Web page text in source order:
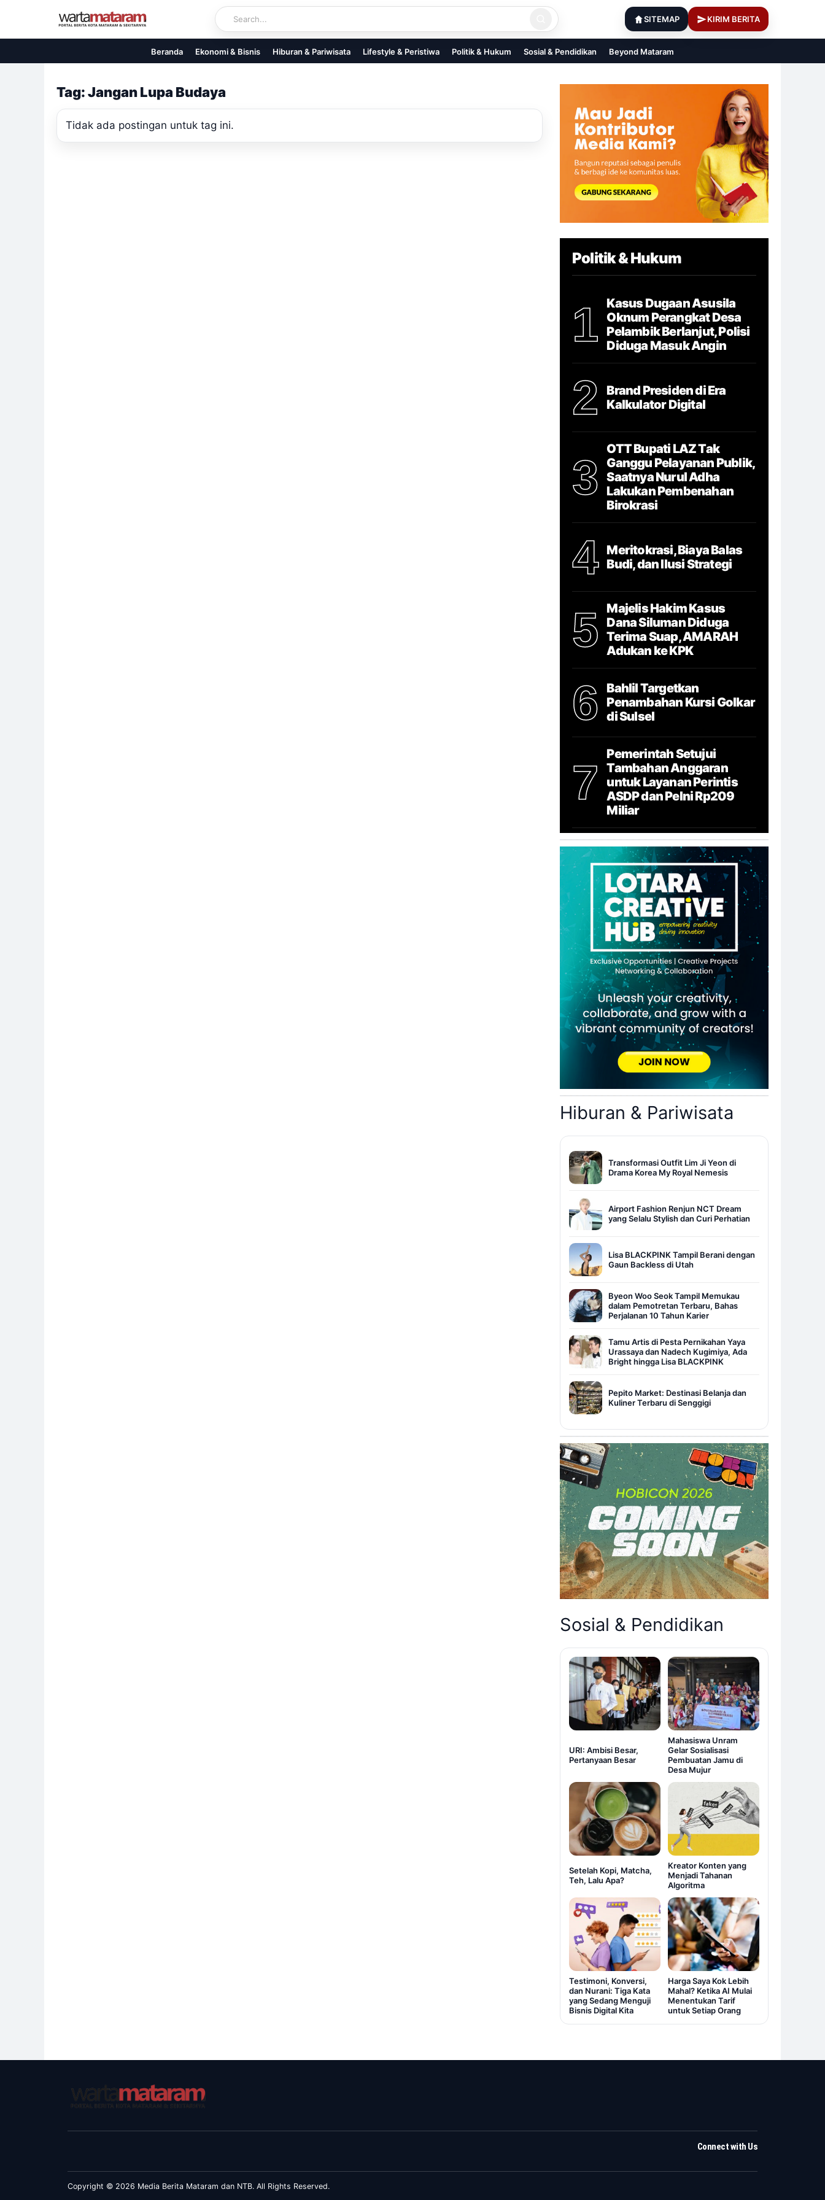
content
SITEMAP KIRIM BERITA
Beranda Ekonomi & Bisnis Hiburan & Pariwisata Lifestyle & Peristiwa Politik & Hukum Sosial & Pendidikan Beyond Mataram
Tag: Jangan Lupa Budaya
Tidak ada postingan untuk tag ini.
Politik & Hukum
1
Kasus Dugaan Asusila
Oknum Perangkat Desa
Pelambik Berlanjut, Polisi
Diduga Masuk Angin
2
Brand Presiden di Era
Kalkulator Digital
3
OTT Bupati LAZ Tak
Ganggu Pelayanan Publik,
Saatnya Nurul Adha
Lakukan Pembenahan
Birokrasi
4
Meritokrasi, Biaya Balas
Budi, dan Ilusi Strategi
5
Majelis Hakim Kasus
Dana Siluman Diduga
Terima Suap, AMARAH
Adukan ke KPK
6
Bahlil Targetkan
Penambahan Kursi Golkar
di Sulsel
7
Pemerintah Setujui
Tambahan Anggaran
untuk Layanan Perintis
ASDP dan Pelni Rp209
Miliar
Hiburan & Pariwisata
Transformasi Outfit Lim Ji Yeon di
Drama Korea My Royal Nemesis
Airport Fashion Renjun NCT Dream
yang Selalu Stylish dan Curi Perhatian
Lisa BLACKPINK Tampil Berani dengan
Gaun Backless di Utah
Byeon Woo Seok Tampil Memukau
dalam Pemotretan Terbaru, Bahas
Perjalanan 10 Tahun Karier
Tamu Artis di Pesta Pernikahan Yaya
Urassaya dan Nadech Kugimiya, Ada
Bright hingga Lisa BLACKPINK
Pepito Market: Destinasi Belanja dan
Kuliner Terbaru di Senggigi
Sosial & Pendidikan
URI: Ambisi Besar,
Pertanyaan Besar
Mahasiswa Unram
Gelar Sosialisasi
Pembuatan Jamu di
Desa Mujur
Setelah Kopi, Matcha,
Teh, Lalu Apa?
Kreator Konten yang
Menjadi Tahanan
Algoritma
Testimoni, Konversi,
dan Nurani: Tiga Kata
yang Sedang Menguji
Bisnis Digital Kita
Harga Saya Kok Lebih
Mahal? Ketika AI Mulai
Menentukan Tarif
untuk Setiap Orang
Connect with Us
Copyright © 2026 Media Berita Mataram dan NTB. All Rights Reserved.